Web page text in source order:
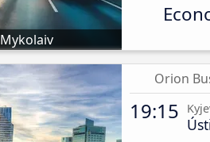
Mykolaiv
Orion
19:15